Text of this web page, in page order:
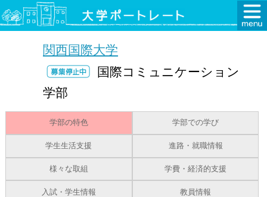
関西国際大学
国際コミュニケーション
学部
学部の特色 学部での学び
学生生活支援 進路・就職情報
様々な取組 学費・経済的支援
入試・学生情報 教員情報